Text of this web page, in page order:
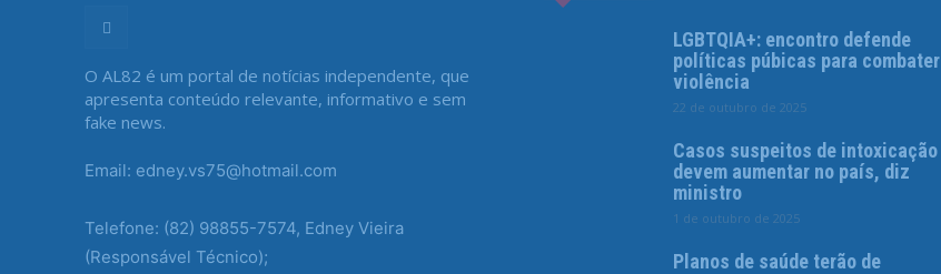
O AL82 é um portal de notícias independente, que
apresenta conteúdo relevante, informativo e sem
fake news.
Email: edney.vs75@hotmail.com
Telefone: (82) 98855-7574, Edney Vieira
(Responsável Técnico);
LGBTQIA+: encontro defende
políticas púbicas para combater
violência
22 de outubro de 2025
Casos suspeitos de intoxicação
devem aumentar no país, diz
ministro
1 de outubro de 2025
Planos de saúde terão de